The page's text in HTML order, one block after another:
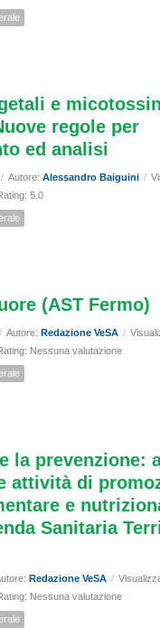
e
regole per
ed analisi
/ Autore: Alessandro Baiguini /
5.0
(AST Fermo)
/ Autore: Redazione VeSA /
Nessuna valutazione
la prevenzione:
attività di
e
Sanitaria
Redazione VeSA /
Nessuna valutazione